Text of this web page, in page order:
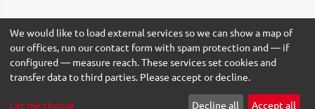
© 2026 Lydia Ishikawa Immobilien GmbH -Imprint-Data
Protection-Terms-Cookie settings
We would like to load external services so we can show a map of
our offices, run our contact form with spam protection and — if
configured — measure reach. These services set cookies and
transfer data to third parties. Please accept or decline.
Let me choose Decline all Accept all